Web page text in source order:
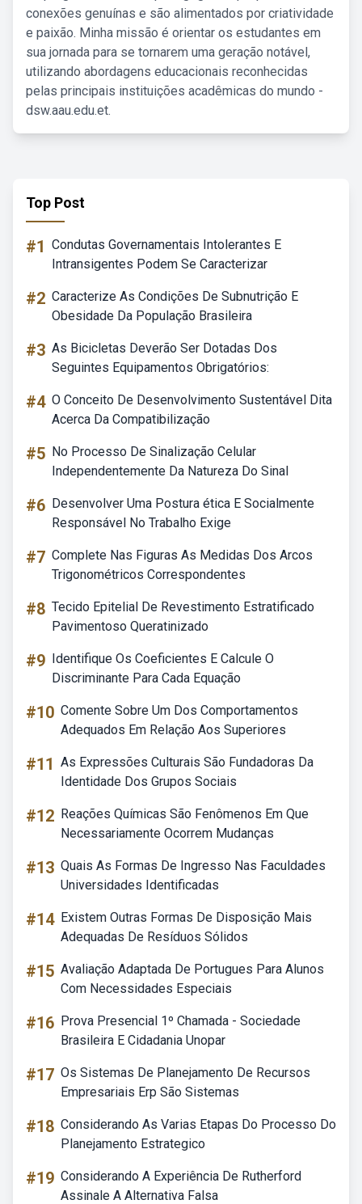
conexões genuínas e são alimentados por criatividade
e paixão. Minha missão é orientar os estudantes em
sua jornada para se tornarem uma geração notável,
utilizando abordagens educacionais reconhecidas
pelas principais instituições acadêmicas do mundo -
dsw.aau.edu.et.
Top Post
#1 Condutas Governamentais Intolerantes E
Intransigentes Podem Se Caracterizar
#2 Caracterize As Condições De Subnutrição E
Obesidade Da População Brasileira
#3 As Bicicletas Deverão Ser Dotadas Dos
Seguintes Equipamentos Obrigatórios:
#4 O Conceito De Desenvolvimento Sustentável Dita
Acerca Da Compatibilização
#5 No Processo De Sinalização Celular
Independentemente Da Natureza Do Sinal
#6 Desenvolver Uma Postura ética E Socialmente
Responsável No Trabalho Exige
#7 Complete Nas Figuras As Medidas Dos Arcos
Trigonométricos Correspondentes
#8 Tecido Epitelial De Revestimento Estratificado
Pavimentoso Queratinizado
#9 Identifique Os Coeficientes E Calcule O
Discriminante Para Cada Equação
#10 Comente Sobre Um Dos Comportamentos
Adequados Em Relação Aos Superiores
#11 As Expressões Culturais São Fundadoras Da
Identidade Dos Grupos Sociais
#12 Reações Químicas São Fenômenos Em Que
Necessariamente Ocorrem Mudanças
#13 Quais As Formas De Ingresso Nas Faculdades
Universidades Identificadas
#14 Existem Outras Formas De Disposição Mais
Adequadas De Resíduos Sólidos
#15 Avaliação Adaptada De Portugues Para Alunos
Com Necessidades Especiais
#16 Prova Presencial 1º Chamada - Sociedade
Brasileira E Cidadania Unopar
#17 Os Sistemas De Planejamento De Recursos
Empresariais Erp São Sistemas
#18 Considerando As Varias Etapas Do Processo Do
Planejamento Estrategico
#19 Considerando A Experiência De Rutherford
Assinale A Alternativa Falsa